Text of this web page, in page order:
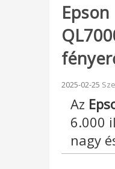
Beküldve:
2025-02-25
Az
6.000
nagy